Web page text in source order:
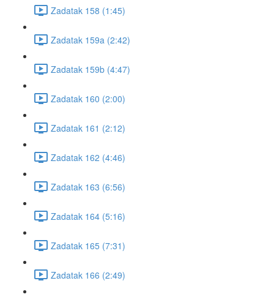
Zadatak 158 (1:45)
Zadatak 159a (2:42)
Zadatak 159b (4:47)
Zadatak 160 (2:00)
Zadatak 161 (2:12)
Zadatak 162 (4:46)
Zadatak 163 (6:56)
Zadatak 164 (5:16)
Zadatak 165 (7:31)
Zadatak 166 (2:49)